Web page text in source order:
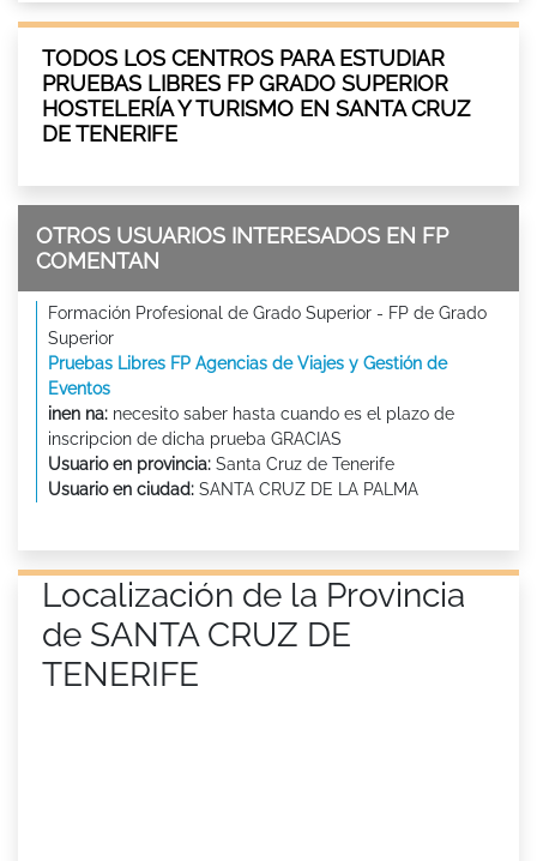
TODOS LOS CENTROS PARA ESTUDIAR
PRUEBAS LIBRES FP GRADO SUPERIOR
HOSTELERÍA Y TURISMO EN SANTA CRUZ
DE TENERIFE
OTROS USUARIOS INTERESADOS EN FP
COMENTAN
Formación Profesional de Grado Superior - FP de Grado
Superior
Pruebas Libres FP Agencias de Viajes y Gestión de
Eventos
inen na: necesito saber hasta cuando es el plazo de
inscripcion de dicha prueba GRACIAS
Usuario en provincia: Santa Cruz de Tenerife
Usuario en ciudad: SANTA CRUZ DE LA PALMA
Localización de la Provincia
de SANTA CRUZ DE
TENERIFE